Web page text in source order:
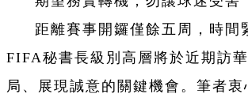
距離賽事開鑼僅餘五周，時間
FIFA秘書長級別高層將於近期訪
局、展現誠意的關鍵機會。筆者衷